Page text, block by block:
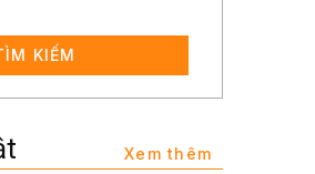
KIẾM
Xem thêm